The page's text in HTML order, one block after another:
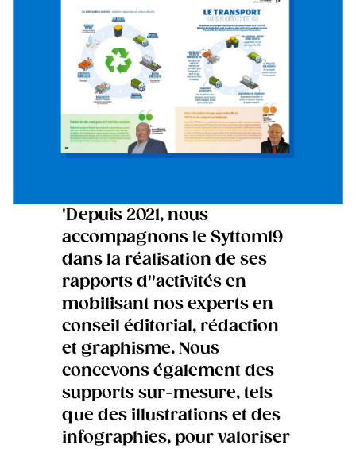
'Depuis 2021, nous
accompagnons le Syttom19
dans la réalisation de ses
rapports d''activités en
mobilisant nos experts en
conseil éditorial, rédaction
et graphisme. Nous
concevons également des
supports sur-mesure, tels
que des illustrations et des
infographies, pour valoriser